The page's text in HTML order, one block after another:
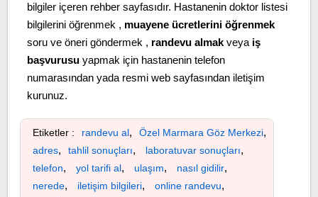
bilgiler içeren rehber sayfasıdır. Hastanenin doktor listesi
bilgilerini öğrenmek , muayene ücretlerini öğrenmek
soru ve öneri göndermek , randevu almakveya iş
başvurusuyapmak için hastanenin telefon
numarasından yada resmi web sayfasından iletişim
kurunuz.
Etiketler : randevu al, Özel Marmara Göz Merkezi,
adres, tahlil sonuçları, laboratuvar sonuçları,
telefon, yol tarifi al, ulaşım, nasıl gidilir,
nerede, iletişim bilgileri, online randevu,